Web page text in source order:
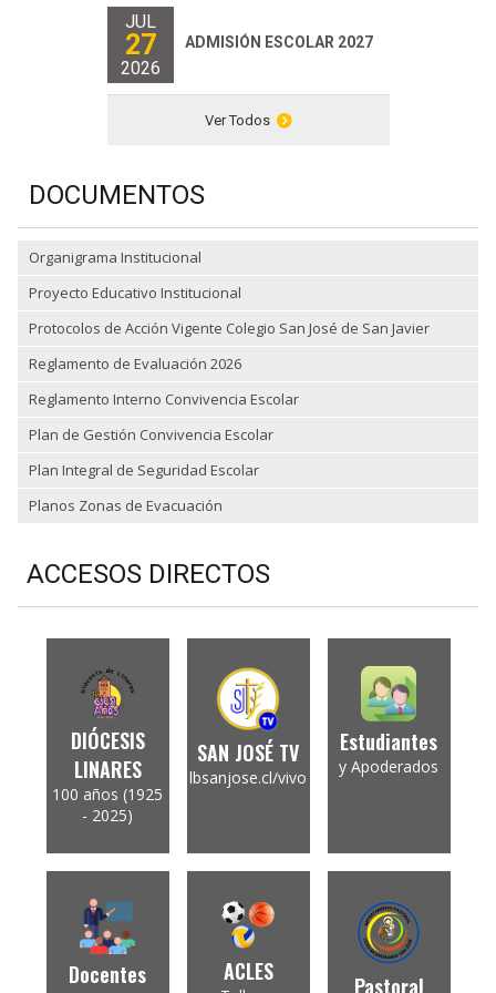
JUL
27
2026
ADMISIÓN ESCOLAR 2027
Ver Todos
DOCUMENTOS
Organigrama Institucional
Proyecto Educativo Institucional
Protocolos de Acción Vigente Colegio San José de San Javier
Reglamento de Evaluación 2026
Reglamento Interno Convivencia Escolar
Plan de Gestión Convivencia Escolar
Plan Integral de Seguridad Escolar
Planos Zonas de Evacuación
ACCESOS DIRECTOS
DIÓCESIS
LINARES
100 años (1925
- 2025)
SAN JOSÉ TV
lbsanjose.cl/vivo
Estudiantes
y Apoderados
Docentes ACLES
Pastoral